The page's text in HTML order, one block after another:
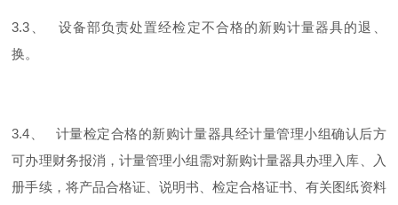
3.3、 设备部负责处置经检定不合格的新购计量器具的退、
换。
3.4、 计量检定合格的新购计量器具经计量管理小组确认后方
可办理财务报消，计量管理小组需对新购计量器具办理入库、入
册手续，将产品合格证、说明书、检定合格证书、有关图纸资料